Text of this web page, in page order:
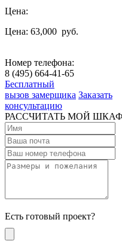
Цена:
Цена: 63,000 руб.
Номер телефона:
8 (495) 664-41-65
Бесплатный
вызов замерщика Заказать
консультацию
РАССЧИТАТЬ МОЙ ШКАФ
Есть готовый проект?